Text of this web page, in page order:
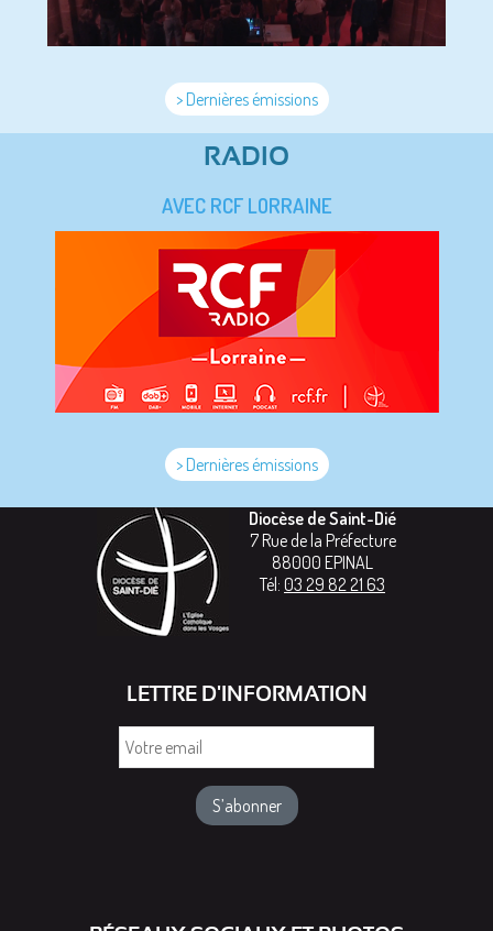
> Dernières émissions
RADIO
AVEC RCF LORRAINE
> Dernières émissions
Diocèse de Saint-Dié
7 Rue de la Préfecture
88000 EPINAL
Tél: 03 29 82 21 63
LETTRE D'INFORMATION